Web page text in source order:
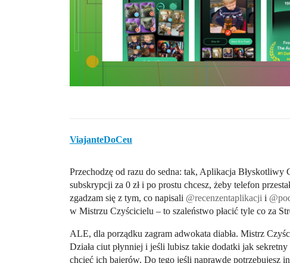
ViajanteDoCeu
Przechodzę od razu do sedna: tak, Aplikacja
subskrypcji za 0 zł i po prostu chcesz, żeby telefon
zgadzam się z tym, co napisali @recenzentaplikacji i
w Mistrzu Czyścicielu – to szaleństwo płacić tyle co za
ALE, dla porządku zagram adwokata diabła. Mistrz
Działa ciut płynniej i jeśli lubisz takie dodatki jak
chcieć ich bajerów. Do tego jeśli naprawdę potrzebujesz